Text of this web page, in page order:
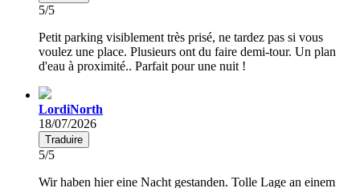
5/5
Petit parking visiblement très prisé, ne tardez pas si vous
voulez une place. Plusieurs ont du faire demi-tour. Un plan
d'eau à proximité.. Parfait pour une nuit !
LordiNorth
18/07/2026
Traduire
5/5
Wir haben hier eine Nacht gestanden. Tolle Lage an einem